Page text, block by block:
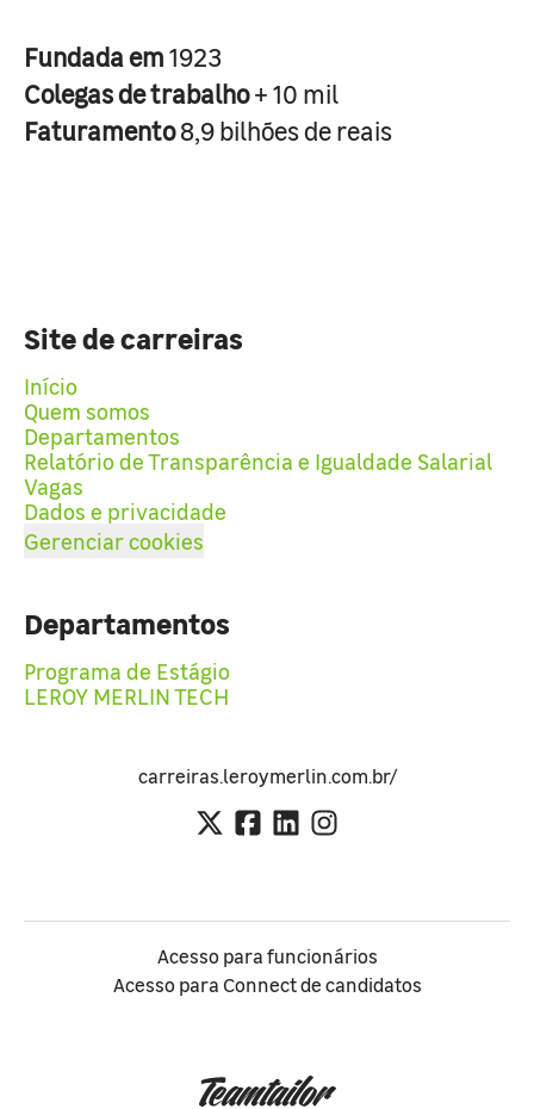
Fundada em1923
Colegas de trabalho+ 10 mil
Faturamento8,9 bilhões de reais
Site de carreiras
Início
Quem somos
Departamentos
Relatório de Transparência e Igualdade Salarial
Vagas
Dados e privacidade
Gerenciar cookies
Departamentos
Programa de Estágio
LEROY MERLIN TECH
carreiras.leroymerlin.com.br/
Acesso para funcionários
Acesso para Connect de candidatos